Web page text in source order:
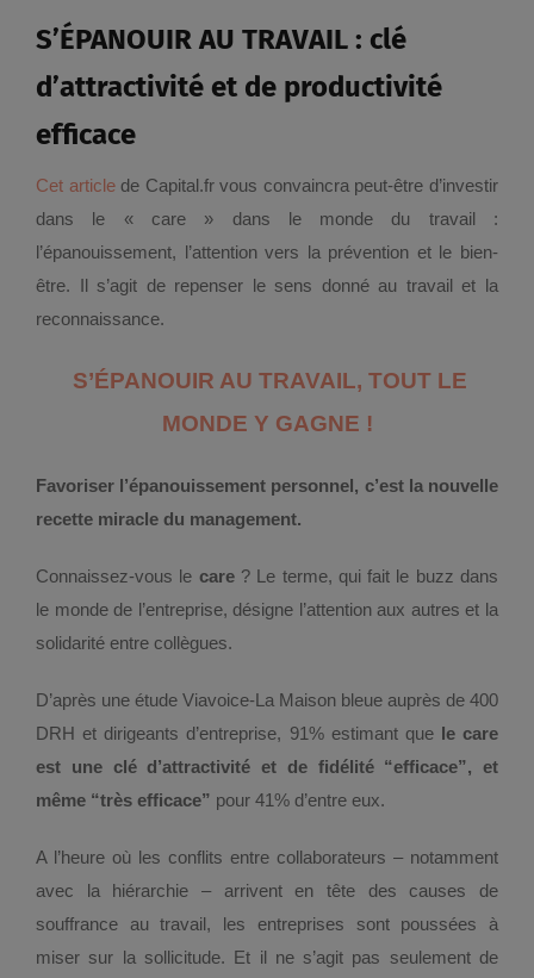
S’ÉPANOUIR AU TRAVAIL : clé
d’attractivité et de productivité
efficace
Cet articlede Capital.fr vous convaincra peut-être d’investir
dans le « care » dans le monde du travail :
l’épanouissement, l’attention vers la prévention et le bien-
être. Il s’agit de repenser le sens donné au travail et la
reconnaissance.
S’ÉPANOUIR AU TRAVAIL, TOUT LE
MONDE Y GAGNE !
Favoriser l’épanouissement personnel, c’est la nouvelle
recette miracle du management.
Connaissez-vous le care? Le terme, qui fait le buzz dans
le monde de l’entreprise, désigne l’attention aux autres et la
solidarité entre collègues.
D’après une étude Viavoice-La Maison bleue auprès de 400
DRH et dirigeants d’entreprise, 91% estimant que le care
est une clé d’attractivité et de fidélité “efficace”, et
même “très efficace” pour 41% d’entre eux.
A l’heure où les conflits entre collaborateurs – notamment
avec la hiérarchie – arrivent en tête des causes de
souffrance au travail, les entreprises sont poussées à
miser sur la sollicitude. Et il ne s’agit pas seulement de